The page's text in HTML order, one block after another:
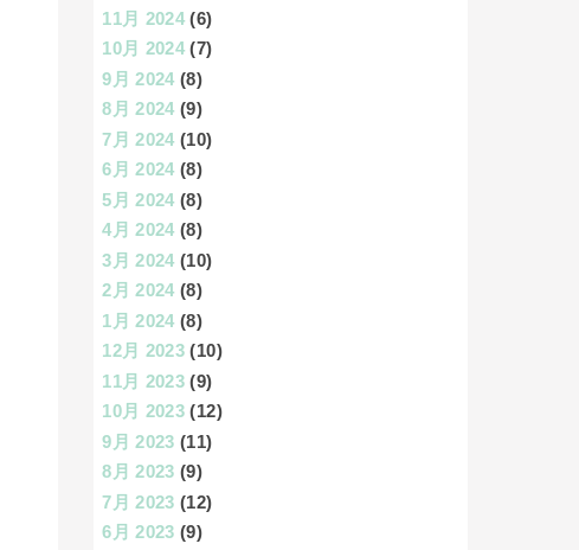
11月 2024 (6)
10月 2024 (7)
9月 2024 (8)
8月 2024 (9)
7月 2024 (10)
6月 2024 (8)
5月 2024 (8)
4月 2024 (8)
3月 2024 (10)
2月 2024 (8)
1月 2024 (8)
12月 2023 (10)
11月 2023 (9)
10月 2023 (12)
9月 2023 (11)
8月 2023 (9)
7月 2023 (12)
6月 2023 (9)